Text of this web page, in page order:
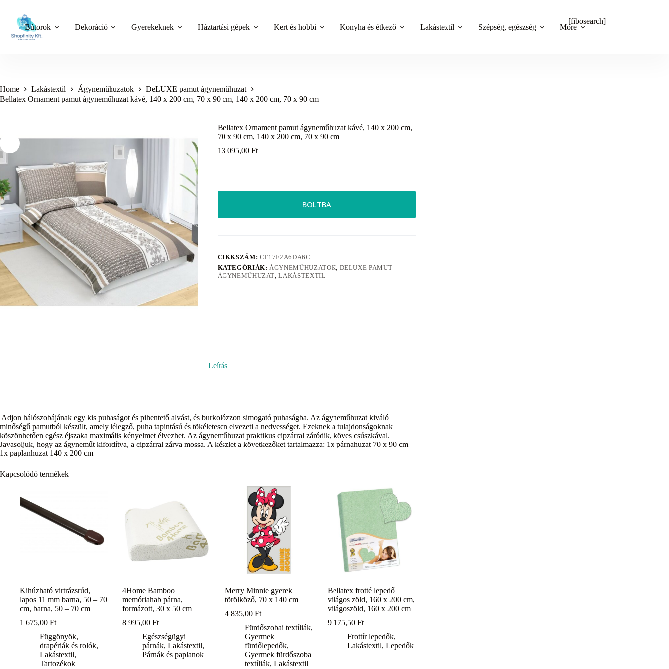
content
Bútorok Dekoráció Gyerekeknek Háztartási gépek Kert és hobbi Konyha és étkező Lakástextil Szépség, egészség More
[fibosearch]
Home Lakástextil Ágyneműhuzatok
DeLUXE pamut ágyneműhuzat
Bellatex Ornament pamut ágyneműhuzat kávé, 140 x 200 cm, 70 x 90 cm, 140 x 200 cm, 70 x 90 cm
Bellatex Ornament pamut ágyneműhuzat kávé, 140 x 200 cm,
70 x 90 cm, 140 x 200 cm, 70 x 90 cm
13 095,00Ft
BOLTBA
CIKKSZÁM: CF17F2A6DA6C
KATEGÓRIÁK: ÁGYNEMŰHUZATOK, DELUXE PAMUT
ÁGYNEMŰHUZAT,LAKÁSTEXTIL
Leírás
Adjon hálószobájának egy kis puhaságot és pihentető alvást, és burkolózzon simogató puhaságba. Az ágyneműhuzat kiváló
minőségű pamutból készült, amely lélegző, puha tapintású és tökéletesen elvezeti a nedvességet. Ezeknek a tulajdonságoknak
köszönhetően egész éjszaka maximális kényelmet élvezhet. Az ágyneműhuzat praktikus cipzárral záródik, köves csúszkával.
Javasoljuk, hogy az ágyneműt kifordítva, a cipzárral zárva mossa. A készlet a következőket tartalmazza: 1x párnahuzat 70 x 90 cm
1x paplanhuzat 140 x 200 cm
Kapcsolódó termékek
Kihúzható virtrázsrúd,
lapos 11 mm barna, 50 – 70
cm, barna, 50 – 70 cm
1 675,00 Ft
Függönyök,
drapériák és rolók,
Lakástextil,
Tartozékok
4Home Bamboo
memóriahab párna,
formázott, 30 x 50 cm
8 995,00Ft
Egészségügyi
párnák,Lakástextil,
Párnák és paplanok
Merry Minnie gyerek
törölköző, 70 x 140 cm
4 835,00Ft
Fürdőszobai textíliák,
Gyermek
fürdőlepedők,
Gyermek fürdőszoba
textíliák,Lakástextil
Bellatex frotté lepedő
világos zöld, 160 x 200 cm,
világoszöld, 160 x 200 cm
9 175,50Ft
Frottír lepedők,
Lakástextil,Lepedők